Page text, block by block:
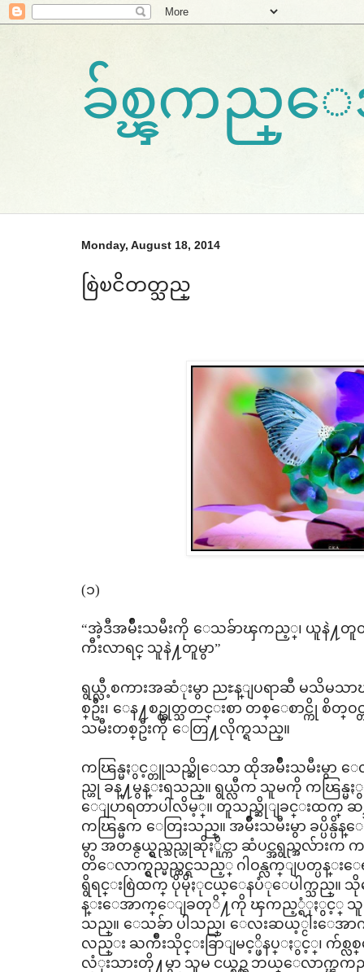
ခ်စ္ၾကည္ေ
Monday, August 18, 2014
စြဲၿငိတတ္သည္
(၁)
“အဲ့ဒီအမ်ိဳးသမီးကို ေသခ်ာၾကည့္၊ ယူနဲ႔တူ
ကီးလာရင္ သူနဲ႔တူမွာ”
ရွယ္လီ့စကားအဆံုးမွာ ညႊန္ျပရာဆီ မသိမ
စ္ဦး၊ ေန႔စဥ္ထုတ္သတင္းစာ တစ္ေစာင္ကို စိတ္
သမီးတစ္ဦးကို ေတြ႔လိုက္ရသည္။
ကၽြန္မႏွင့္တူသည္ဆိုေသာ ထိုအမ်ိဳးသမီးမွာ ေလ
ည္ဟု ခန္႔မွန္းရသည္။ ရွယ္လီက သူမကို ကၽြန္
ေျပာရတာပါလိမ့္။ တူသည္ဆိုျခင္းထက္ ဆင္သ
ကၽြန္မက ေတြးသည္။ အမ်ိဳးသမီးမွာ ခပ္ပိန္
မွာ အတန္ငယ္ရွည္သည္ဟုဆိုႏိူင္ကာ ဆံပင္အရွည္အလ်ားက
တိေလာက္ရွည္မည္ထင္ရသည့္ ဂါဝန္လက္ျပတ္ပန္
ရွိရင္းစြဲထက္ ပိုမိုႏုငယ္ေနပံုေပါက္သည္။
န္းေအာက္ေျခတုိ႔ကို ၾကည့္ရံုႏွင့္ သူမအ
သည္။ ေသခ်ာ ပါသည္၊ ေလးဆယ့္ငါးေအာ
လည္း ႀကိဳးသိုင္းခြာျမင့္ဖိနပ္ႏွင့္၊ က်စ္
လံုးသားတို႔မွာ သူမ ငယ္စဥ္က ဘယ္ေလာက္